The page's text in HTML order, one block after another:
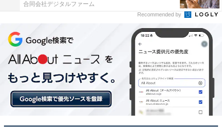
第1位：秋田県（137票）
第1位は「秋田県」でした。秋田県出身の有名人には、
佐々木希さん、生駒里奈さん、柳葉敏郎さんなどがいま
す。
合同会社デジタルファーム
Recommended by